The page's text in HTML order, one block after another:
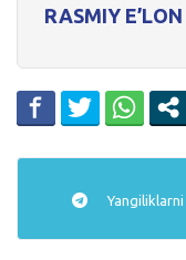
RASMIY E’LON
Yangiliklarni